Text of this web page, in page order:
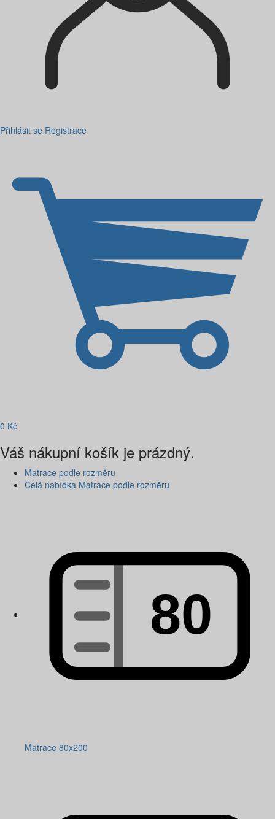
Přihlásit se Registrace
0 Kč
Váš nákupní košík je prázdný.
Matrace podle rozměru
Celá nabídka Matrace podle rozměru
Matrace 80x200